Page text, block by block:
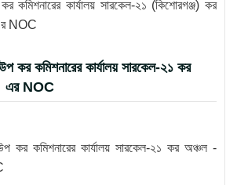
কার্যালয় সারকেল-২১ (কিশোরগঞ্জ) কর
NOC
কর কমিশনারের কার্যালয় সারকেল-২১ কর
এর NOC
কর কমিশনারের কার্যালয় সারকেল-২১ কর অঞ্চল -